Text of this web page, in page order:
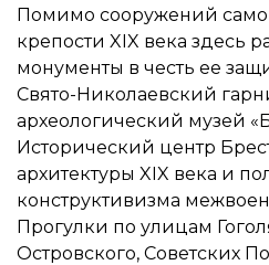
Помимо сооружений
крепости XIX века здесь
монументы в честь ее
Свято-Николаевский
археологический музей
Исторический центр
архитектуры XIX века и
конструктивизма
Прогулки по улицам
Островского, Советских